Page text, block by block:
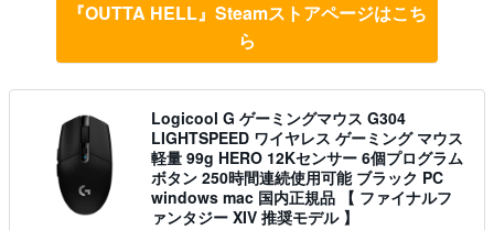
『OUTTA HELL』Steamストアページはこち
ら
Logicool G ゲーミングマウス G304
LIGHTSPEED ワイヤレス ゲーミング マウス
軽量 99g HERO 12Kセンサー 6個プログラム
ボタン 250時間連続使用可能 ブラック PC
windows mac 国内正規品 【 ファイナルフ
ァンタジー XIV 推奨モデル 】